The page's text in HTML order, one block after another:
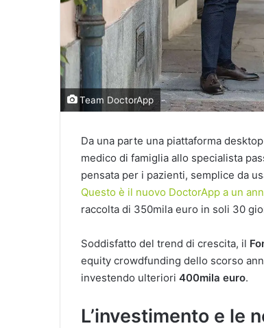
Team DoctorApp
Da una parte una piattaforma
medico di famiglia allo specialista
pensata per i pazienti, semplice da
Questo è il nuovo DoctorApp a un
raccolta di 350mila euro in soli 30
Soddisfatto del trend di crescita, il
equity crowdfunding dello scorso
investendo ulteriori 400mila euro.
L’investimento e le